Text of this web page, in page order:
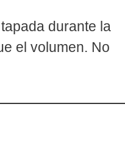
durante la
el volumen. No